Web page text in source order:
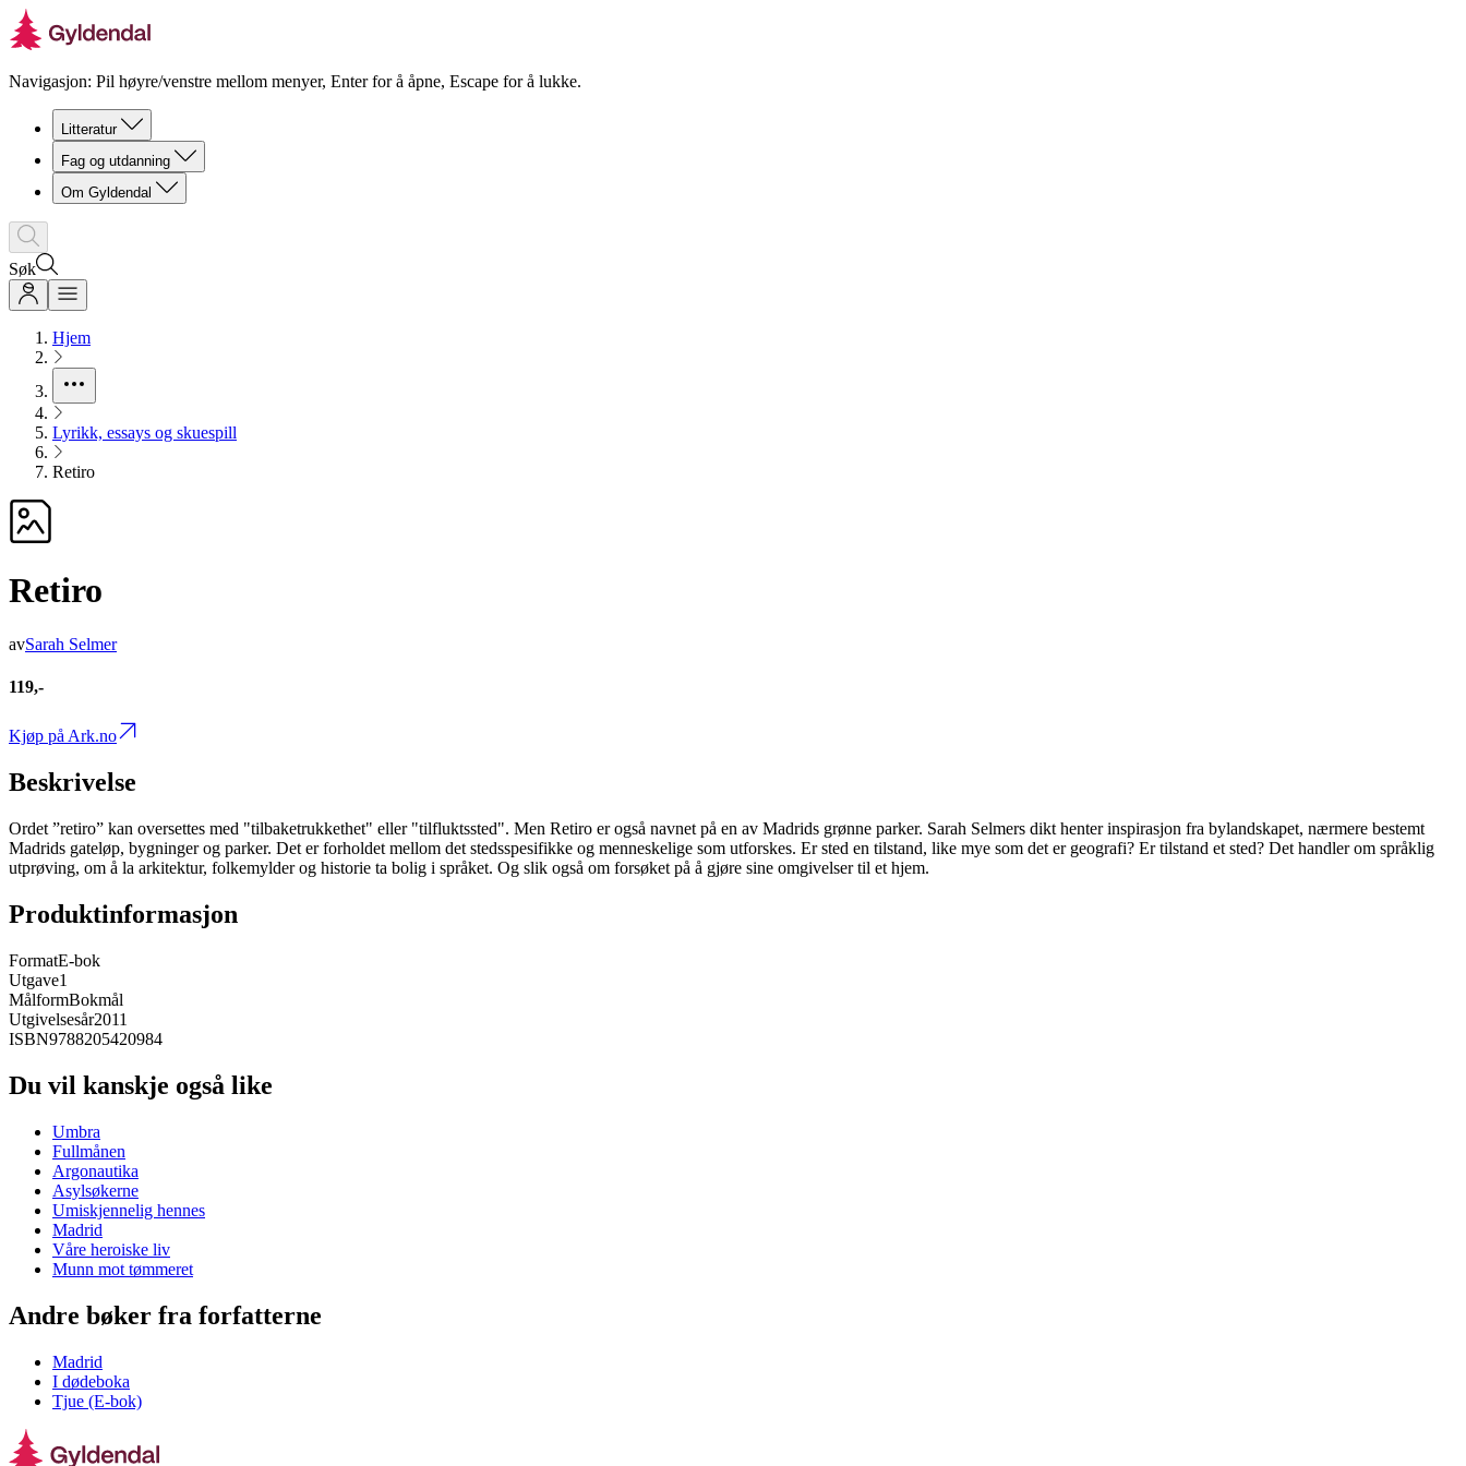
Navigasjon: Pil høyre/venstre mellom menyer, Enter for å åpne, Escape for å lukke.
Litteratur
Fag og utdanning
Om Gyldendal
Søk
Hjem
Lyrikk, essays og skuespill
Retiro
Retiro
avSarah Selmer
119,-
Kjøp på Ark.no
Beskrivelse
Ordet ”retiro” kan oversettes med "tilbaketrukkethet" eller "tilfluktssted". Men Retiro er også navnet på en av Madrids grønne parker. Sarah Selmers dikt henter inspirasjon fra bylandskapet, nærmere bestemt
Madrids gateløp, bygninger og parker. Det er forholdet mellom det stedsspesifikke og menneskelige som utforskes. Er sted en tilstand, like mye som det er geografi? Er tilstand et sted? Det handler om språklig
utprøving, om å la arkitektur, folkemylder og historie ta bolig i språket. Og slik også om forsøket på å gjøre sine omgivelser til et hjem.
Produktinformasjon
FormatE-bok
Utgave1
MålformBokmål
Utgivelsesår2011
ISBN9788205420984
Du vil kanskje også like
Umbra
Fullmånen
Argonautika
Asylsøkerne
Umiskjennelig hennes
Madrid
Våre heroiske liv
Munn mot tømmeret
Andre bøker fra forfatterne
Madrid
I dødeboka
Tjue (E-bok)